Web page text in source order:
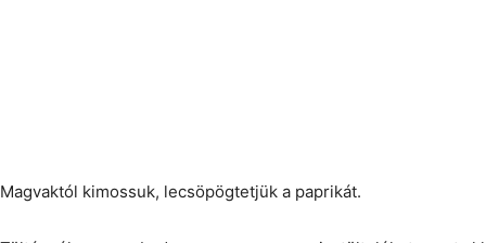
Magvaktól kimossuk, lecsöpögtetjük a paprikát.